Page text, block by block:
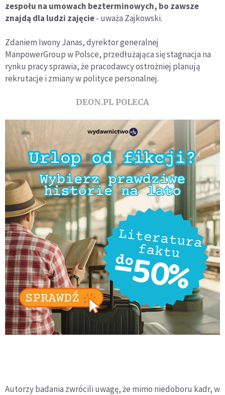
zespołu na umowach bezterminowych, bo zawsze
znajdą dla ludzi zajęcie- uważa Zajkowski.
Zdaniem Iwony Janas, dyrektor generalnej
ManpowerGroup w Polsce, przedłużająca się stagnacja na
rynku pracy sprawia, że pracodawcy ostrożniej planują
rekrutacje i zmiany w polityce personalnej.
DEON.PL POLECA
Autorzy badania zwrócili uwagę, że mimo niedoboru kadr, w